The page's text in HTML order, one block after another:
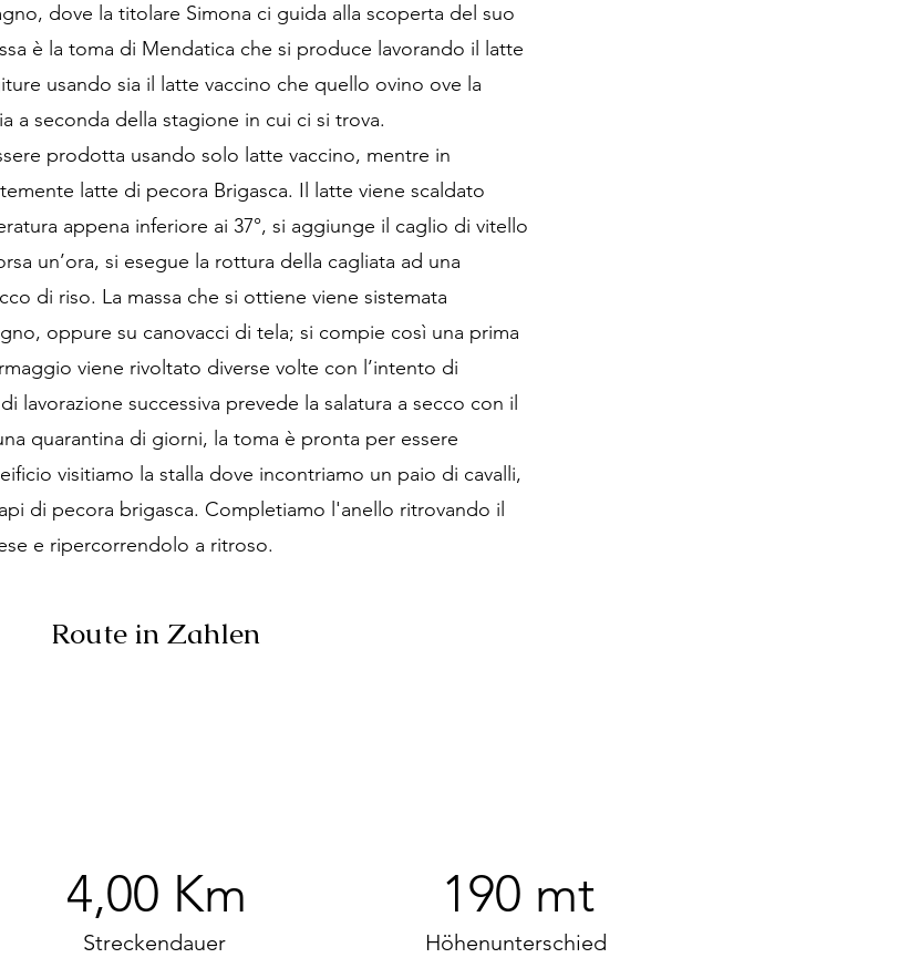
dove la titolare Simona ci guida alla scoperta del suo
è la toma di Mendatica che si produce lavorando il latte
usando sia il latte vaccino che quello ovino ove la
a seconda della stagione in cui ci si trova.
prodotta usando solo latte vaccino, mentre in
latte di pecora Brigasca. Il latte viene scaldato
appena inferiore ai 37°, si aggiunge il caglio di vitello
un’ora, si esegue la rottura della cagliata ad una
di riso. La massa che si ottiene viene sistemata
oppure su canovacci di tela; si compie così una prima
viene rivoltato diverse volte con l’intento di
lavorazione successiva prevede la salatura a secco con il
quarantina di giorni, la toma è pronta per essere
visitiamo la stalla dove incontriamo un paio di cavalli,
di pecora brigasca. Completiamo l'anello ritrovando il
e ripercorrendolo a ritroso.
Route in Zahlen
4,00 Km
Streckendauer
190 mt
Höhenunterschied